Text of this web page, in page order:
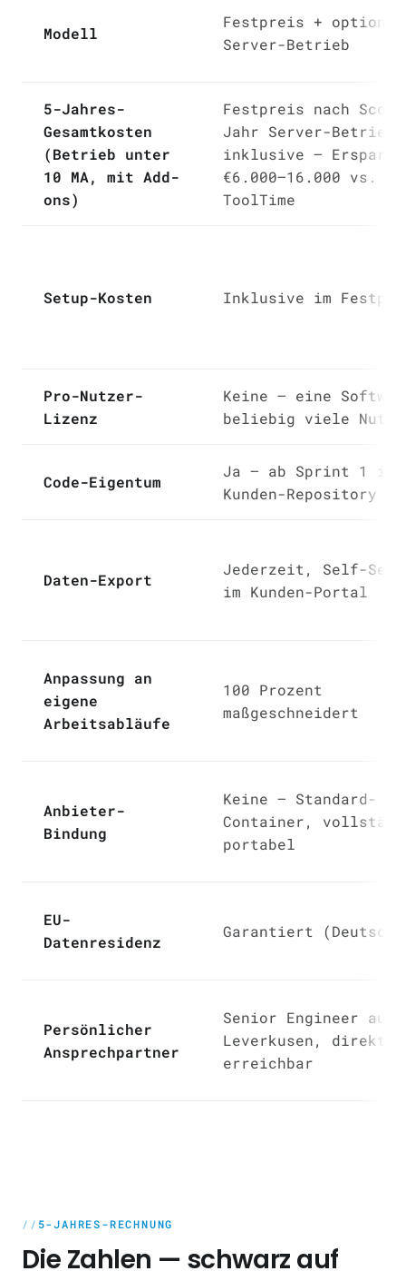
Modell
Festpreis +
Server-Betrieb
5-Jahres-
Gesamtkosten
(Betrieb unter
10 MA, mit Add-
ons)
Festpreis nach
Jahr Server-Betrieb
inklusive —
€6.000–16.000 vs.
ToolTime
Setup-Kosten Inklusive im
Pro-Nutzer-
Lizenz
Keine — eine
beliebig viele
Code-Eigentum
Ja — ab Sprint 1 im
Kunden-Repository
Daten-Export
Jederzeit, Self-
im Kunden-Portal
Anpassung an
eigene
Arbeitsabläufe
100 Prozent
maßgeschneidert
Anbieter-
Bindung
Keine — Standard-
Container,
portabel
EU-
Datenresidenz
Garantiert
Persönlicher
Ansprechpartner
Senior Engineer aus
Leverkusen, direkt
erreichbar
5-JAHRES-RECHNUNG
Die Zahlen — schwarz auf